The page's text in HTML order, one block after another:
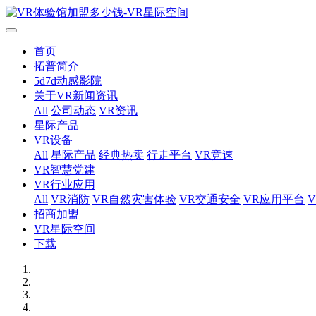
首页
拓普简介
5d7d动感影院
关于VR新闻资讯
All 公司动态 VR资讯
星际产品
VR设备
All 星际产品 经典热卖 行走平台 VR竞速
VR智慧党建
VR行业应用
All VR消防 VR自然灾害体验 VR交通安全 VR应用平台
招商加盟
VR星际空间
下载